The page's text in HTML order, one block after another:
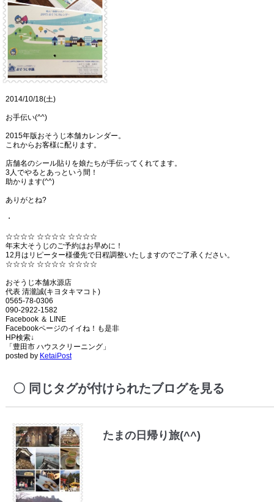
2014/10/18(土)
お手伝い(^^)
2015年版おそうじ本舗カレンダー。
これからお客様に配ります。
店舗名のシール貼りを娘たちが手伝ってくれてます。
3人でやるとあっという間！
助かります(^^)
ありがとね?
・
☆☆☆☆ ☆☆☆☆ ☆☆☆☆
年末大そうじのご予約はお早めに！
12月はリピーター様優先で日程調整いたしますのでご了承ください。
☆☆☆☆ ☆☆☆☆ ☆☆☆☆
おそうじ本舗水源店
代表 清瀧誠(キヨタキマコト)
0565-78-0306
090-2922-1582
Facebook ＆ LINE
Facebookページのイイね！も是非
HP検索↓
「豊田市 ハウスクリーニング」
posted by KetaiPost
同じタグが付けられたブログを見る
たまの日帰り旅(^^)